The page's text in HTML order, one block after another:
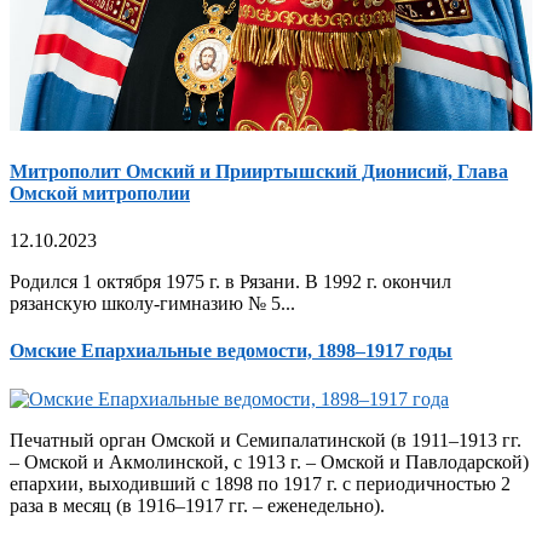
Митрополит Омский и Прииртышский Дионисий, Глава
Омской митрополии
12.10.2023
Родился 1 октября 1975 г. в Рязани. В 1992 г. окончил
рязанскую школу-гимназию № 5...
Омские Епархиальные ведомости, 1898–1917 годы
Печатный орган Омской и Семипалатинской (в 1911–1913 гг.
– Омской и Акмолинской, с 1913 г. – Омской и Павлодарской)
епархии, выходивший с 1898 по 1917 г. с периодичностью 2
раза в месяц (в 1916–1917 гг. – еженедельно).